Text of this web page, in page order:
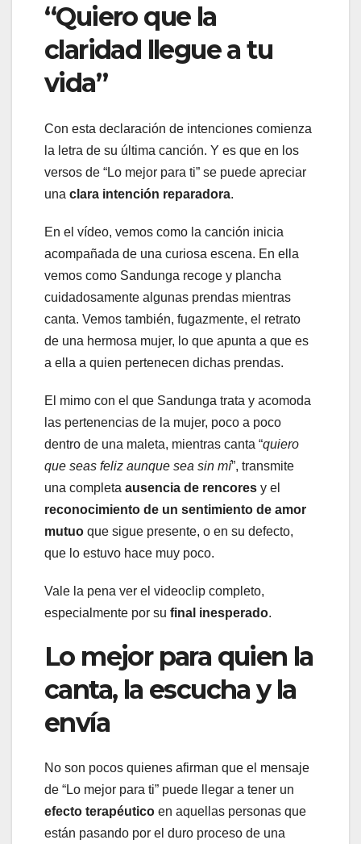
“Quiero que la
claridad llegue a tu
vida”
Con esta declaración de intenciones comienza
la letra de su última canción. Y es que en los
versos de “Lo mejor para ti” se puede apreciar
una clara intención reparadora.
En el vídeo, vemos como la canción inicia
acompañada de una curiosa escena. En ella
vemos como Sandunga recoge y plancha
cuidadosamente algunas prendas mientras
canta. Vemos también, fugazmente, el retrato
de una hermosa mujer, lo que apunta a que es
a ella a quien pertenecen dichas prendas.
El mimo con el que Sandunga trata y acomoda
las pertenencias de la mujer, poco a poco
dentro de una maleta, mientras canta “quiero
que seas feliz aunque sea sin mí”, transmite
una completa ausencia de rencores y el
reconocimiento de un sentimiento de amor
mutuo que sigue presente, o en su defecto,
que lo estuvo hace muy poco.
Vale la pena ver el videoclip completo,
especialmente por su final inesperado.
Lo mejor para quien la
canta, la escucha y la
envía
No son pocos quienes afirman que el mensaje
de “Lo mejor para ti” puede llegar a tener un
efecto terapéutico en aquellas personas que
están pasando por el duro proceso de una